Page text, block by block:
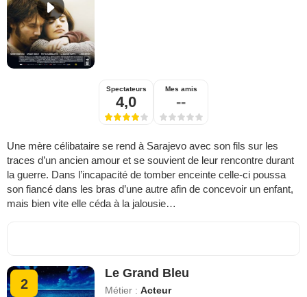
Spectateurs
4,0
Mes amis
--
Une mère célibataire se rend à Sarajevo avec son fils sur les
traces d’un ancien amour et se souvient de leur rencontre durant
la guerre. Dans l’incapacité de tomber enceinte celle-ci poussa
son fiancé dans les bras d’une autre afin de concevoir un enfant,
mais bien vite elle céda à la jalousie…
2
Le Grand Bleu
Métier :Acteur